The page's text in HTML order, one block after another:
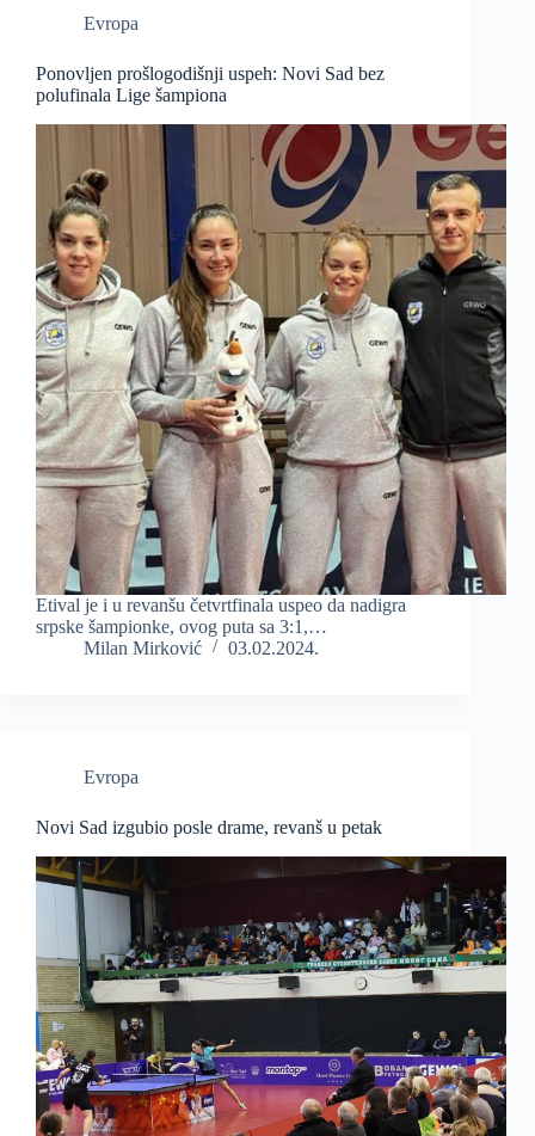
Evropa
Ponovljen prošlogodišnji uspeh: Novi Sad bez
polufinala Lige šampiona
Etival je i u revanšu četvrtfinala uspeo da nadigra
srpske šampionke, ovog puta sa 3:1,…
Milan Mirković
03.02.2024.
Evropa
Novi Sad izgubio posle drame, revanš u petak